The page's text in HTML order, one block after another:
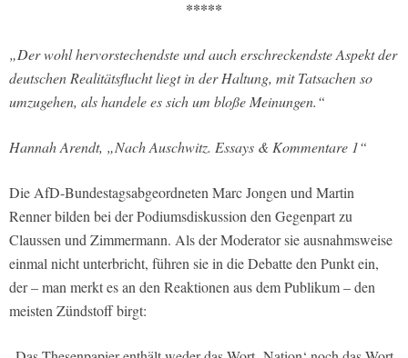
*****
„Der wohl hervorstechendste und auch erschreckendste Aspekt der
deutschen Realitätsflucht liegt in der Haltung, mit Tatsachen so
umzugehen, als handele es sich um bloße Meinungen.“
Hannah Arendt, „Nach Auschwitz. Essays & Kommentare 1“
Die AfD-Bundestagsabgeordneten Marc Jongen und Martin
Renner bilden bei der Podiumsdiskussion den Gegenpart zu
Claussen und Zimmermann. Als der Moderator sie ausnahmsweise
einmal nicht unterbricht, führen sie in die Debatte den Punkt ein,
der – man merkt es an den Reaktionen aus dem Publikum – den
meisten Zündstoff birgt: